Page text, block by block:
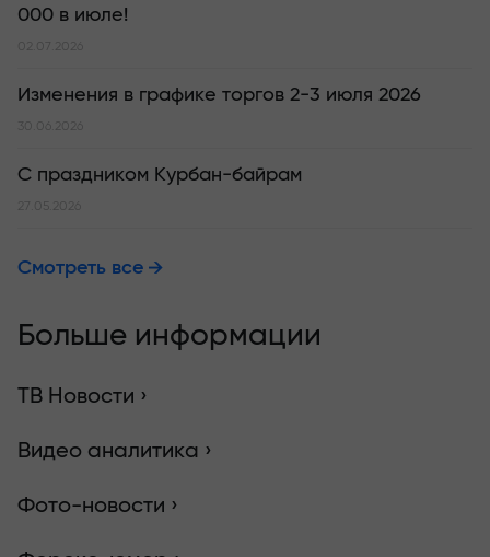
000 в июле!
02.07.2026
Изменения в графике торгов 2-3 июля 2026
30.06.2026
С праздником Курбан-байрам
27.05.2026
Смотреть все
Больше информации
ТВ Новости ›
Видео аналитика ›
Фото-новости ›